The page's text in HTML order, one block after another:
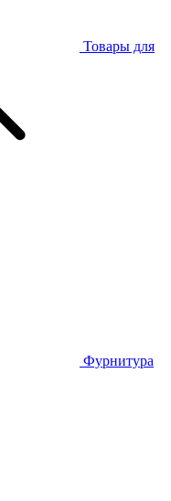
Товары для
Фурнитура